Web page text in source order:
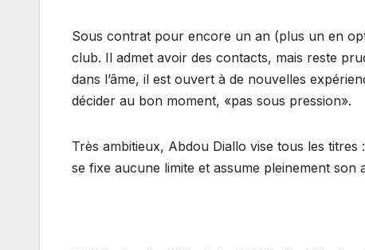
Sous contrat pour encore un an (plus un en
club. Il admet avoir des contacts, mais reste
dans l’âme, il est ouvert à de nouvelles
décider au bon moment, «pas sous pression».
Très ambitieux, Abdou Diallo vise tous les
se fixe aucune limite et assume pleinement